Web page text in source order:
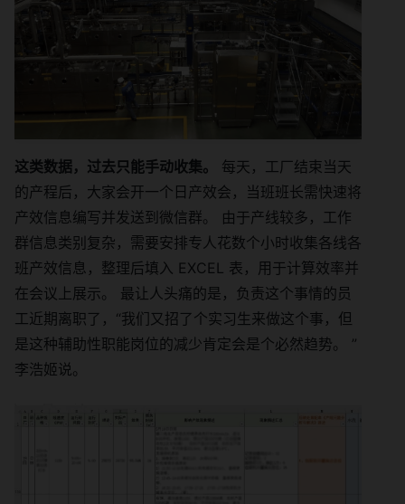
这类数据，过去只能手动收集。
每天，工厂结束当天
的产程后，大家会开一个日产效会，当班班长需快速将
产效信息编写并发送到微信群。 由于产线较多，工作
群信息类别复杂，需要安排专人花数个小时收集各线各
班产效信息，整理后填入 EXCEL 表，用于计算效率并
在会议上展示。 最让人头痛的是，负责这个事情的员
工近期离职了，“我们又招了个实习生来做这个事，但
是这种辅助性职能岗位的减少肯定会是个必然趋势。 ”
李浩姬说。